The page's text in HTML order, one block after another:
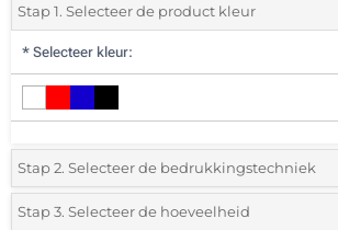
Stap 1. Selecteer de product kleur
* Selecteer kleur:
Stap 2. Selecteer de bedrukkingstechniek
*Selecteer de bedrukking en kleuren van het logo:
Stap 3. Selecteer de hoeveelheid